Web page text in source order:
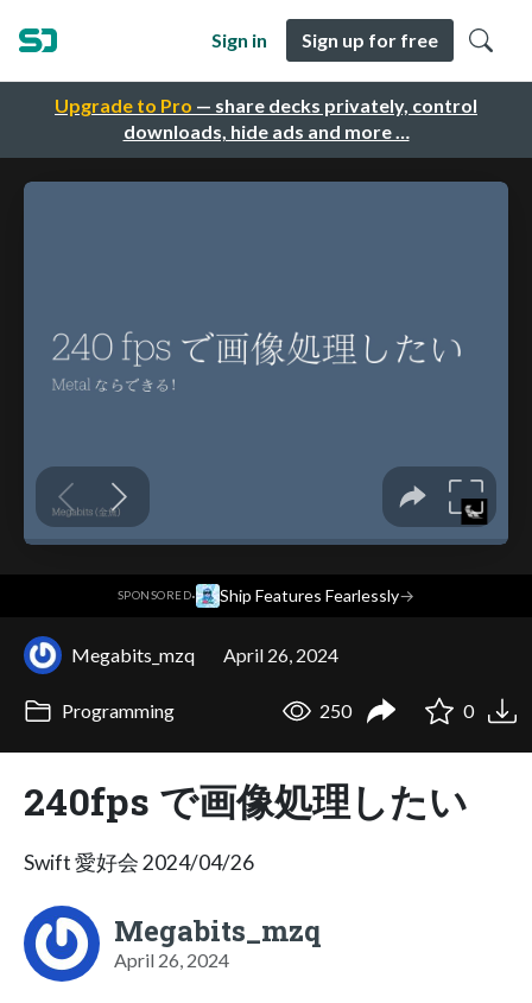
Upgrade to Pro — share decks privately, control
downloads, hide ads and more …
Sign in Sign up for free
SPONSORED· Ship Features Fearlessly→
Megabits_mzq April 26, 2024
Programming 250 0
240fps で画像処理したい
Swift 愛好会 2024/04/26
Megabits_mzq
April 26, 2024